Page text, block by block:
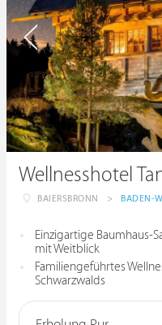
Wellnesshotel
BAIERSBRONN > BADEN-
Einzigartige Baumhaus-
mit Weitblick
Familiengeführtes
Schwarzwalds